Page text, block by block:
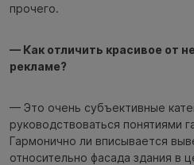
прочего.
— Как отличить красивое от
рекламе?
— Это очень субъективные
руководствоваться понятиями
Гармонично ли вписывается
относительно фасада здания в